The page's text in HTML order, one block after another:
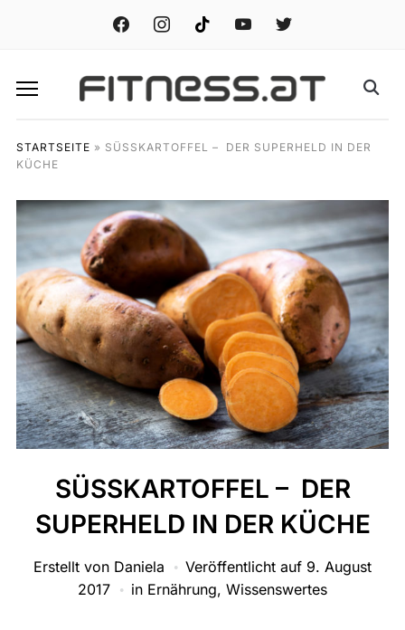
facebook instagramtiktok youtube twitter
STARTSEITE » SÜSSKARTOFFEL – DER SUPERHELD IN DER
KÜCHE
SÜSSKARTOFFEL – DER
SUPERHELD IN DER KÜCHE
Erstellt von Daniela Veröffentlicht auf 9. August
2017
in Ernährung, Wissenswertes